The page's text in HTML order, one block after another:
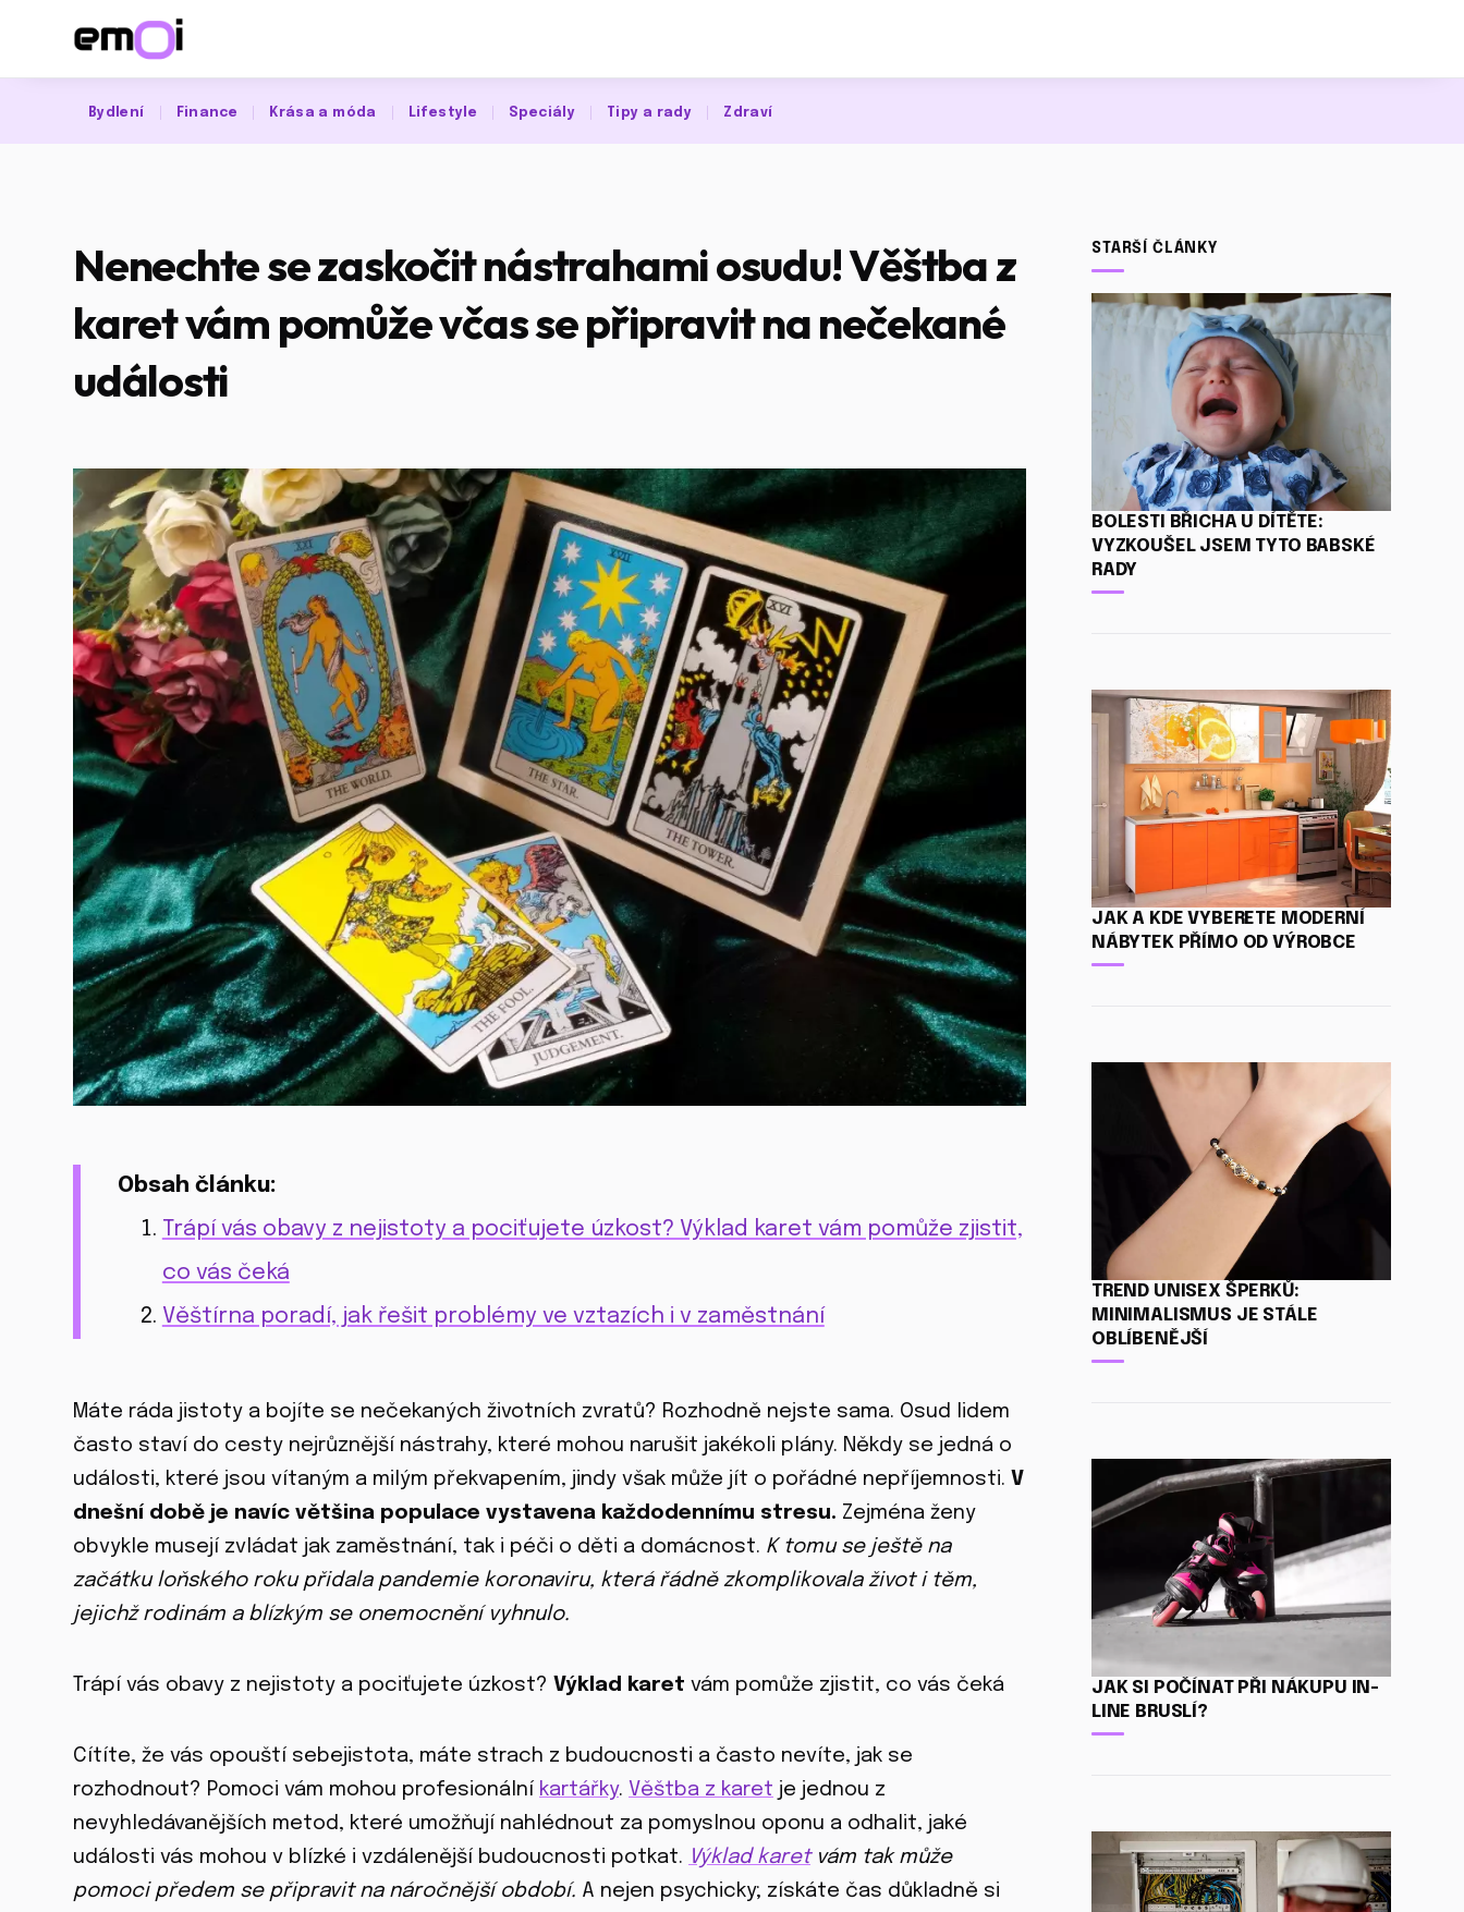
Bydlení Finance Krása a móda Lifestyle Speciály Tipy a rady Zdraví
Nenechte se zaskočit nástrahami osudu! Věštba z
karet vám pomůže včas se připravit na nečekané
události
Obsah článku:
Trápí vás obavy z nejistoty a pociťujete úzkost? Výklad karet vám pomůže zjistit,
co vás čeká
Věštírna poradí, jak řešit problémy ve vztazích i v zaměstnání
Máte ráda jistoty a bojíte se nečekaných životních zvratů? Rozhodně nejste sama. Osud lidem
často staví do cesty nejrůznější nástrahy, které mohou narušit jakékoli plány. Někdy se jedná o
události, které jsou vítaným a milým překvapením, jindy však může jít o pořádné nepříjemnosti. V
dnešní době je navíc většina populace vystavena každodennímu stresu. Zejména ženy
obvykle musejí zvládat jak zaměstnání, tak i péči o děti a domácnost. K tomu se ještě na
začátku loňského roku přidala pandemie koronaviru, která řádně zkomplikovala život i těm,
jejichž rodinám a blízkým se onemocnění vyhnulo.
Trápí vás obavy z nejistoty a pociťujete úzkost? Výklad karet vám pomůže zjistit, co vás čeká
Cítíte, že vás opouští sebejistota, máte strach z budoucnosti a často nevíte, jak se
rozhodnout? Pomoci vám mohou profesionální kartářky. Věštba z karet je jednou z
nevyhledávanějších metod, které umožňují nahlédnout za pomyslnou oponu a odhalit, jaké
události vás mohou v blízké i vzdálenější budoucnosti potkat. Výklad karetvám tak může
pomoci předem se připravit na náročnější období. A nejen psychicky; získáte čas důkladně si
STARŠÍ ČLÁNKY
BOLESTI BŘICHA U DÍTĚTE:
VYZKOUŠEL JSEM TYTO BABSKÉ
RADY
JAK A KDE VYBERETE MODERNÍ
NÁBYTEK PŘÍMO OD VÝROBCE
TREND UNISEX ŠPERKŮ:
MINIMALISMUS JE STÁLE
OBLÍBENĚJŠÍ
JAK SI POČÍNAT PŘI NÁKUPU IN-
LINE BRUSLÍ?